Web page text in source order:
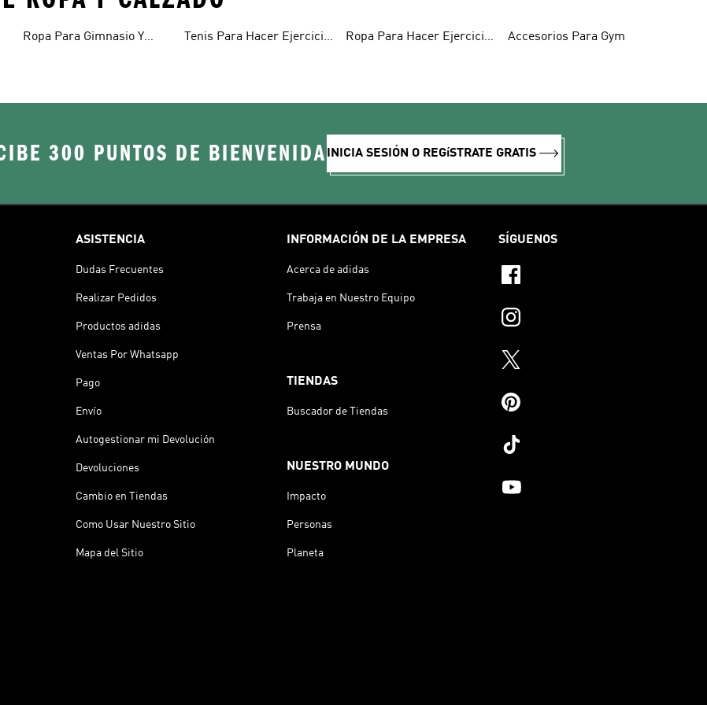
Ropa Para Gimnasio Y
Tenis Para Hacer Ejercicio
Ropa Para Hacer Ejercicio
Accesorios Para Gym
300 PUNTOS DE BIENVENIDA INICIA SESIÓN O REGíSTRATE GRATIS
ASISTENCIA
Dudas Frecuentes
Realizar Pedidos
Productos adidas
Ventas Por Whatsapp
Pago
Envío
Autogestionar mi Devolución
Devoluciones
Cambio en Tiendas
Como Usar Nuestro Sitio
Mapa del Sitio
INFORMACIÓN DE LA EMPRESA
Acerca de adidas
Trabaja en Nuestro Equipo
Prensa
TIENDAS
Buscador de Tiendas
NUESTRO MUNDO
Impacto
Personas
Planeta
SÍGUENOS